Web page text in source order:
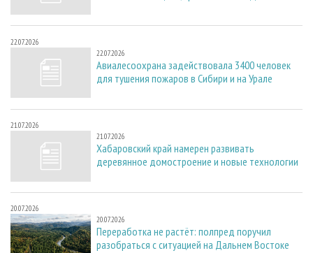
22.07.2026
22.07.2026
Авиалесоохрана задействовала 3400 человек
для тушения пожаров в Сибири и на Урале
21.07.2026
21.07.2026
Хабаровский край намерен развивать
деревянное домостроение и новые технологии
20.07.2026
20.07.2026
Переработка не растёт: полпред поручил
разобраться с ситуацией на Дальнем Востоке